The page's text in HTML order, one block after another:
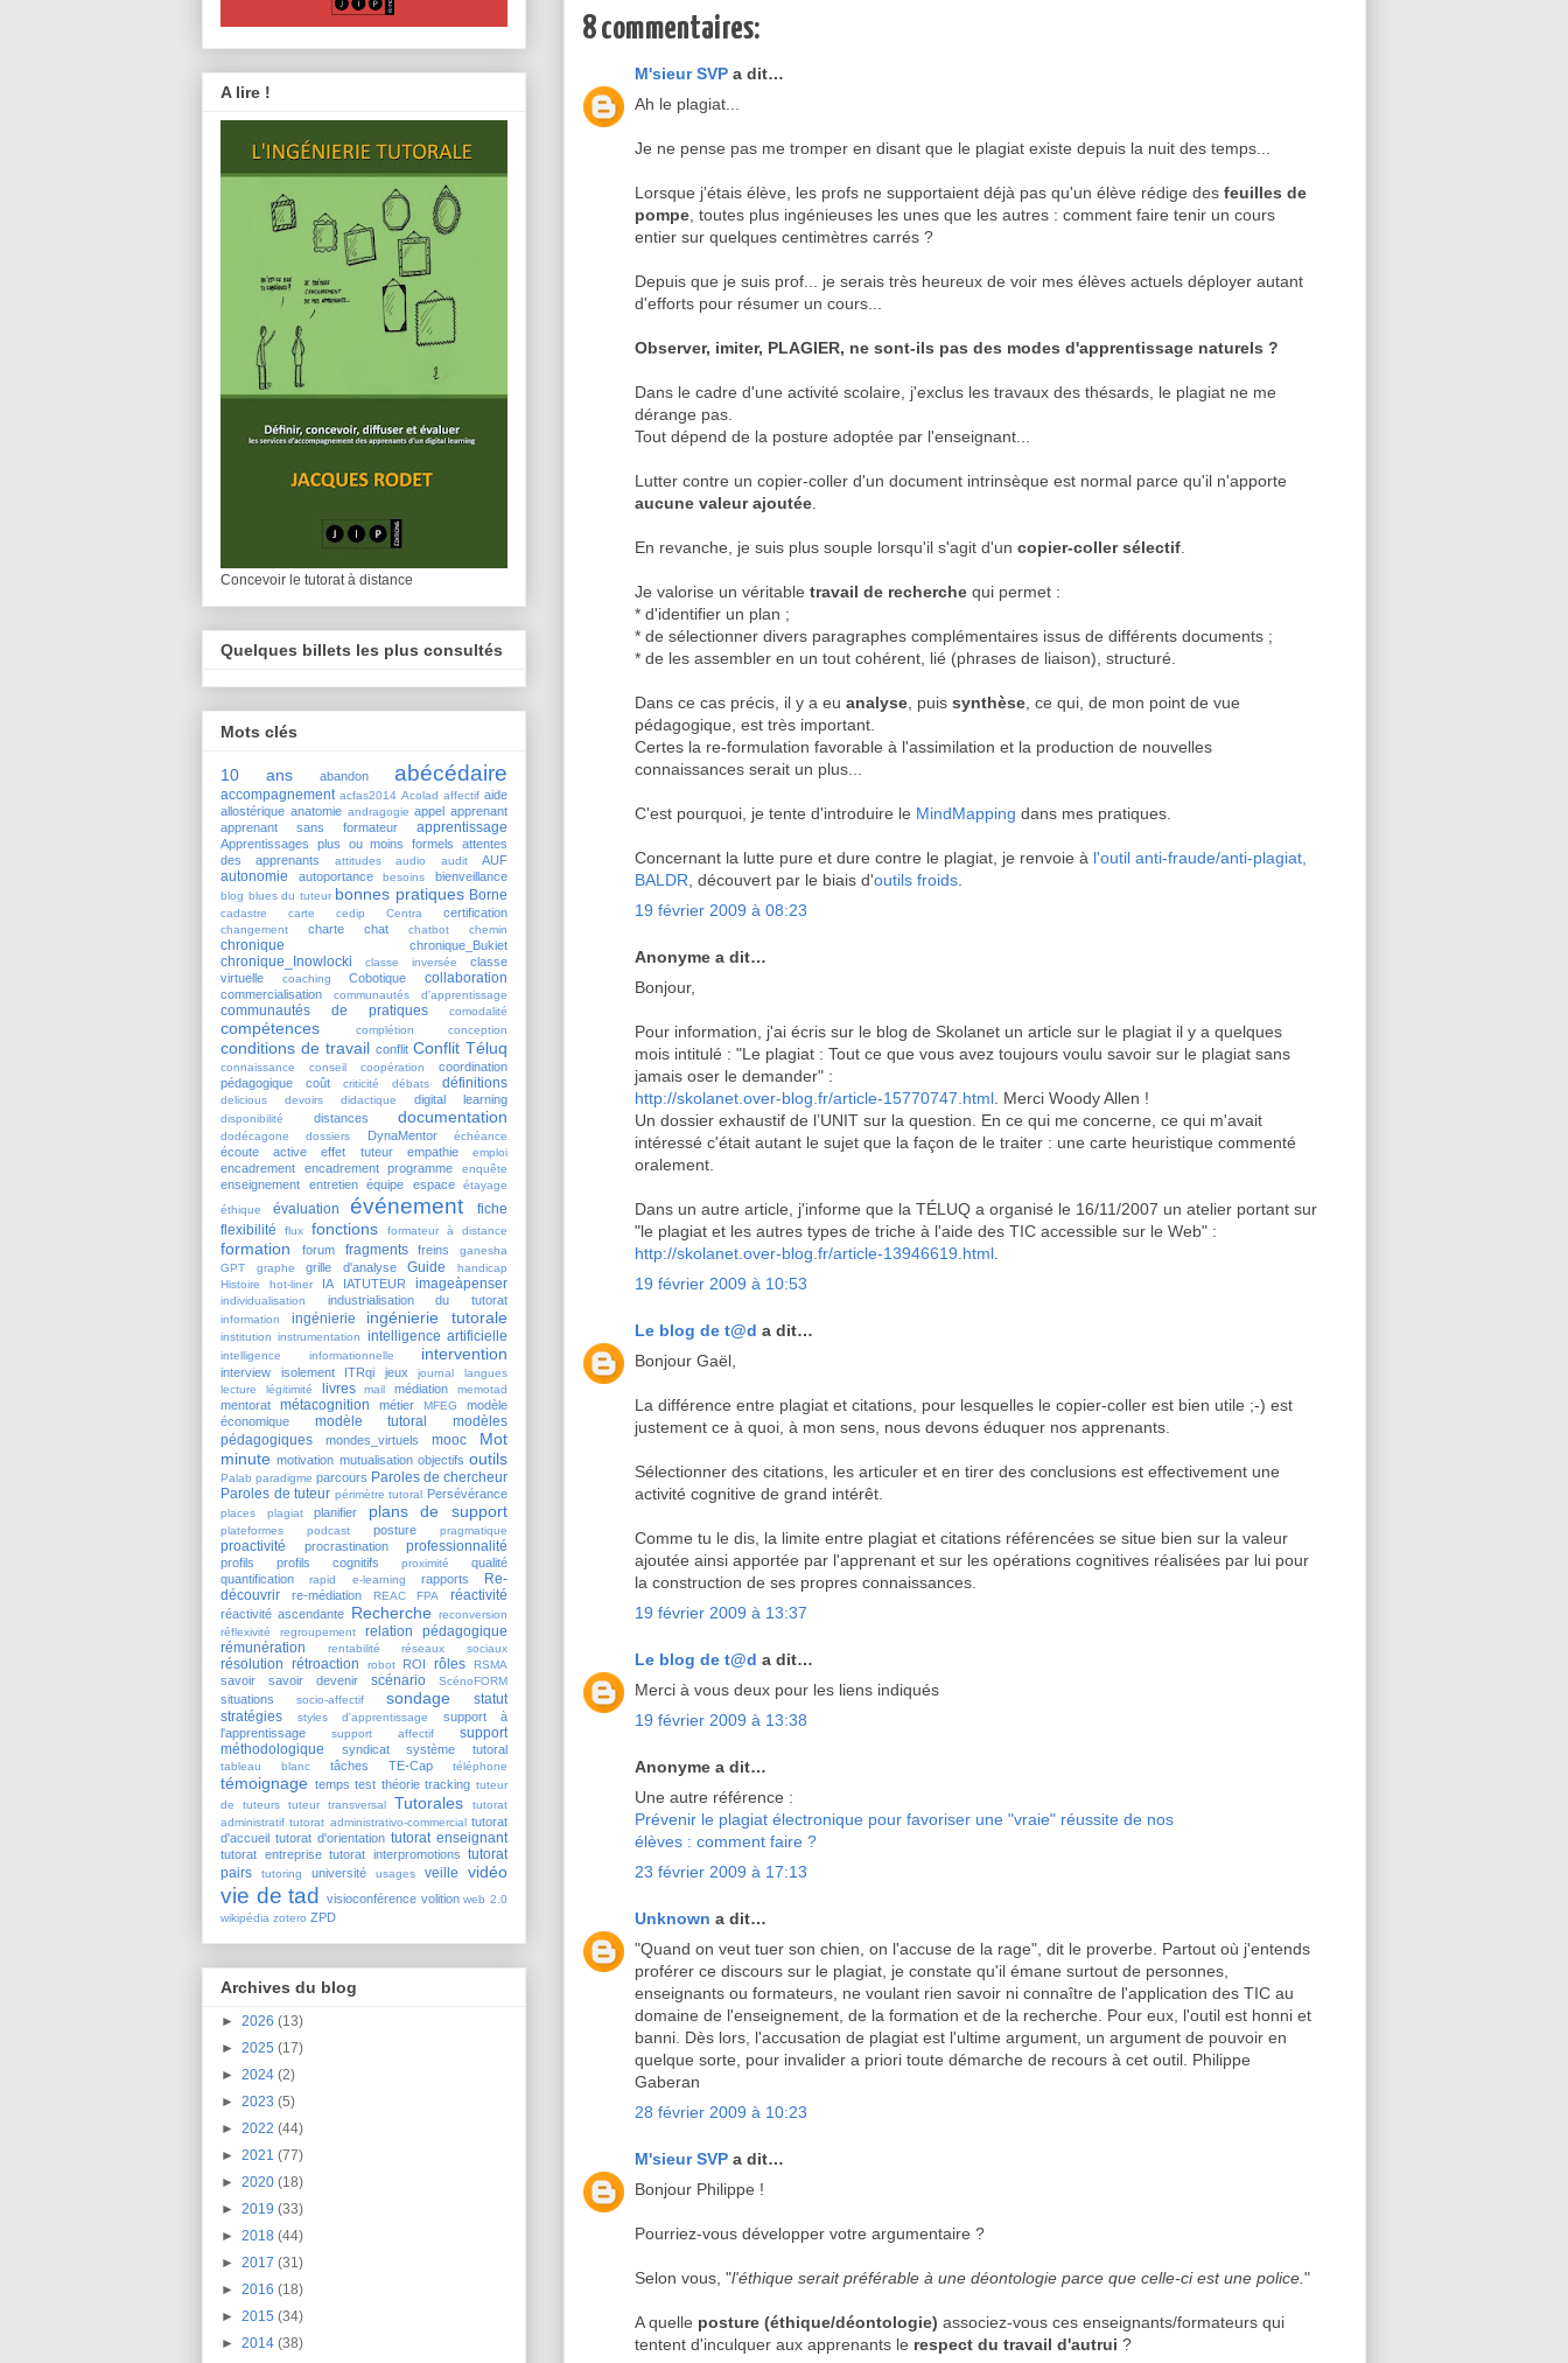
8 commentaires:
M'sieur SVP a dit…
Ah le plagiat...
Je ne pense pas me tromper en disant que le plagiat existe depuis la nuit des temps...
Lorsque j'étais élève, les profs ne supportaient déjà pas qu'un élève rédige des feuilles de
pompe , toutes plus ingénieuses les unes que les autres : comment faire tenir un cours
entier sur quelques centimètres carrés ?
Depuis que je suis prof... je serais très heureux de voir mes élèves actuels déployer autant
d'efforts pour résumer un cours...
Observer, imiter, PLAGIER, ne sont-ils pas des modes d'apprentissage naturels ?
Dans le cadre d'une activité scolaire, j'exclus les travaux des thésards, le plagiat ne me
dérange pas.
Tout dépend de la posture adoptée par l'enseignant...
Lutter contre un copier-coller d'un document intrinsèque est normal parce qu'il n'apporte
aucune valeur ajoutée
En revanche, je suis plus souple lorsqu'il s'agit d'un copier-coller sélectif
Je valorise un véritable travail de recherche qui permet :
* d'identifier un plan ;
* de sélectionner divers paragraphes complémentaires issus de différents documents ;
* de les assembler en un tout cohérent, lié (phrases de liaison), structuré.
Dans ce cas précis, il y a eu analyse , puis synthèse , ce qui, de mon point de vue
pédagogique, est très important.
Certes la re-formulation favorable à l'assimilation et la production de nouvelles
connaissances serait un plus...
C'est pourquoi, je tente d'introduire le MindMapping dans mes pratiques.
Concernant la lutte pure et dure contre le plagiat, je renvoie à l'outil anti-fraude/anti-plagiat,
BALDR , découvert par le biais d'outils froids
19 février 2009 à 08:23
Anonyme a dit…
Bonjour,
Pour information, j'ai écris sur le blog de Skolanet un article sur le plagiat il y a quelques
mois intitulé : "Le plagiat : Tout ce que vous avez toujours voulu savoir sur le plagiat sans
jamais oser le demander" :
http://skolanet.over-blog.fr/article-15770747.html . Merci Woody Allen !
Un dossier exhaustif de l’UNIT sur la question. En ce qui me concerne, ce qui m'avait
intéressé c'était autant le sujet que la façon de le traiter : une carte heuristique commenté
oralement.
Dans un autre article, j'informe que la TÉLUQ a organisé le 16/11/2007 un atelier portant sur
"le plagiat et les autres types de triche à l'aide des TIC accessible sur le Web" :
http://skolanet.over-blog.fr/article-13946619.html
19 février 2009 à 10:53
Le blog de t@d a dit…
Bonjour Gaël,
La différence entre plagiat et citations, pour lesquelles le copier-coller est bien utile ;-) est
justement ce à quoi, à mon sens, nous devons éduquer nos apprenants.
Sélectionner des citations, les articuler et en tirer des conclusions est effectivement une
activité cognitive de grand intérêt.
Comme tu le dis, la limite entre plagiat et citations référencées se situe bien sur la valeur
ajoutée ainsi apportée par l'apprenant et sur les opérations cognitives réalisées par lui pour
la construction de ses propres connaissances.
19 février 2009 à 13:37
Le blog de t@d a dit…
Merci à vous deux pour les liens indiqués
19 février 2009 à 13:38
Anonyme a dit…
Une autre référence :
Prévenir le plagiat électronique pour favoriser une "vraie" réussite de nos
élèves : comment faire ?
23 février 2009 à 17:13
Unknown a dit…
"Quand on veut tuer son chien, on l'accuse de la rage", dit le proverbe. Partout où j'entends
proférer ce discours sur le plagiat, je constate qu'il émane surtout de personnes,
enseignants ou formateurs, ne voulant rien savoir ni connaître de l'application des TIC au
domaine de l'enseignement, de la formation et de la recherche. Pour eux, l'outil est honni et
banni. Dès lors, l'accusation de plagiat est l'ultime argument, un argument de pouvoir en
quelque sorte, pour invalider a priori toute démarche de recours à cet outil. Philippe
Gaberan
28 février 2009 à 10:23
M'sieur SVP a dit…
Bonjour Philippe !
Pourriez-vous développer votre argumentaire ?
Selon vous, "l'éthique serait préférable à une déontologie parce que celle-ci est une police. "
A quelle posture (éthique/déontologie) associez-vous ces enseignants/formateurs qui
tentent d'inculquer aux apprenants le respect du travail d'autrui ?
A lire !
Concevoir le tutorat à distance
Quelques billets les plus consultés
Mots clés
10 ans abandon abécédaire
accompagnement acfas2014 Acolad affectif aide
allostérique anatomie andragogie appel apprenant
apprenant sans formateur
apprentissage
Apprentissages plus ou moins formels
attentes
des apprenants
attitudes audio audit AUF
autonomie autoportance besoins bienveillance
blog blues du tuteur bonnes pratiques Borne
cadastre carte cedip Centra certification
changement charte chat chatbot chemin
chronique chronique_Bukiet
chronique_Inowlocki classe inversée
classe
virtuelle
coaching Cobotique collaboration
commercialisation communautés d'apprentissage
communautés de pratiques comodalité
compétences complétion conception
conditions de travail conflit Conflit Téluq
connaissance conseil coopération
coordination
pédagogique
coût criticité débats définitions
delicious devoirs didactique digital learning
disponibilité distances documentation
dodécagone dossiers DynaMentor échéance
écoute active effet tuteur empathie emploi
encadrement encadrement programme enquête
enseignement entretien équipe espace
étayage
éthique
évaluation événement
fiche
flexibilité
flux fonctions formateur à distance
formation forum fragments freins
ganesha
GPT
graphe grille d'analyse Guide
handicap
Histoire
hot-liner IA IATUTEUR imageàpenser
individualisation industrialisation du tutorat
information ingénierie ingénierie tutorale
institution instrumentation intelligence artificielle
intelligence informationnelle intervention
interview isolement ITRqi jeux journal
langues
lecture
légitimité livres mail médiation memotad
mentorat métacognition métier MFEG
modèle
économique
modèle tutoral
modèles
pédagogiques
mondes_virtuels mooc
Mot
minute motivation mutualisation objectifs outils
Palab paradigme parcours Paroles de chercheur
Paroles de tuteur périmètre tutoral Persévérance
places plagiat planifier plans de support
plateformes podcast posture pragmatique
proactivité procrastination professionnalité
profils profils cognitifs proximité
qualité
quantification
rapid e-learning rapports
Re-
découvrir
re-médiation REAC FPA réactivité
réactivité ascendante Recherche reconversion
réflexivité
regroupement
relation pédagogique
rémunération
rentabilité réseaux sociaux
résolution rétroaction robot ROI rôles RSMA
savoir savoir devenir scénario ScénoFORM
situations socio-affectif sondage
statut
stratégies
styles d'apprentissage
support à
l'apprentissage
support affectif
support
méthodologique
syndicat système tutoral
tableau blanc tâches TE-Cap téléphone
témoignage temps test théorie tracking tuteur
de tuteurs
tuteur transversal Tutorales
tutorat
administratif tutorat administrativo-commercial tutorat
d'accueil tutorat d'orientation tutorat enseignant
tutorat entreprise tutorat interpromotions tutorat
pairs
tutoring université usages veille vidéo
vie de tad visioconférence volition web 2.0
wikipédia zotero ZPD
Archives du blog
► 2026 (13)
► 2025 (17)
► 2024 (2)
► 2023 (5)
► 2022 (44)
► 2021 (77)
► 2020 (18)
► 2019 (33)
► 2018 (44)
► 2017 (31)
► 2016 (18)
► 2015 (34)
► 2014 (38)